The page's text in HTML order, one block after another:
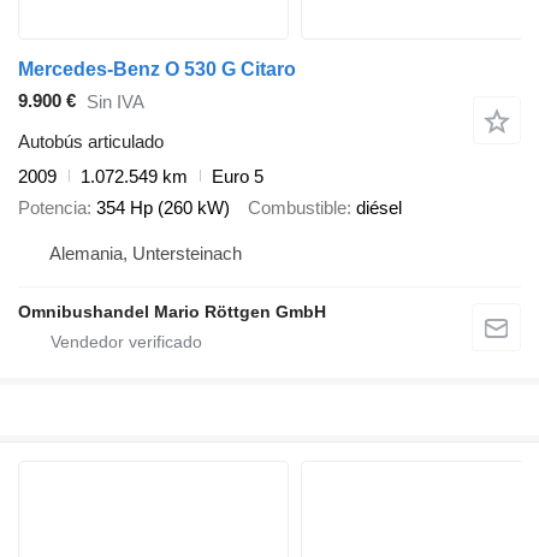
Mercedes-Benz O 530 G Citaro
9.900 € Sin IVA
Autobús articulado
2009
1.072.549 km
Euro 5
Potencia 354 Hp (260 kW) Combustible diésel
Alemania, Untersteinach
Omnibushandel Mario Röttgen GmbH